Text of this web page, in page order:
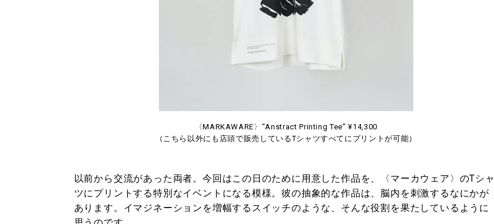
〈MARKAWARE〉“Anstract Printing Tee” ¥14,300
（こちら以外にも店頭で販売しているTシャツすべてにプリントが可能）
以前から交流があった両者。今回はこの日のために用意した作品を、〈マーカウェア〉のTシャ
ツにプリントする特別なイベントになる模様。彼の抽象的な作品は、脳内を刺激するなにかが
あります。イマジネーションを増幅するスイッチのような、そんな役割を果たしているように